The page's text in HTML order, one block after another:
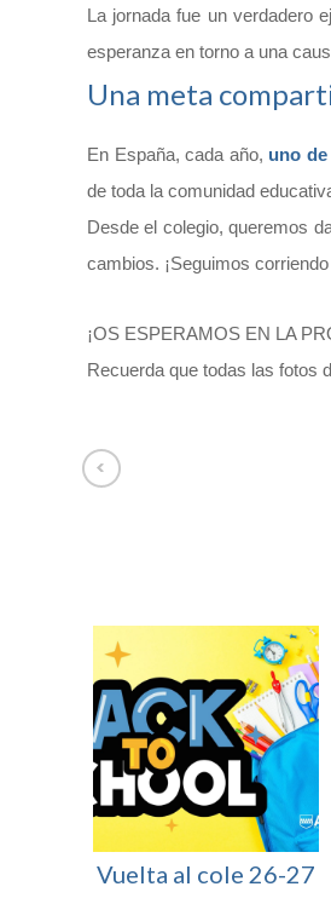
La jornada fue un verdadero
esperanza en torno a una
Una meta
En España, cada año, uno
de toda la comunidad
Desde el colegio, queremos
cambios. ¡Seguimos
¡OS ESPERAMOS EN LA
Recuerda que todas las fotos
Vuelta al cole 26-27